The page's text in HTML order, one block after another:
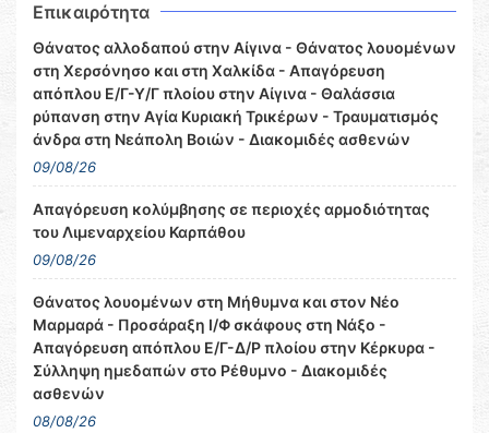
Επικαιρότητα
Θάνατος αλλοδαπού στην Αίγινα - Θάνατος λουομένων
στη Χερσόνησο και στη Χαλκίδα - Απαγόρευση
απόπλου Ε/Γ-Υ/Γ πλοίου στην Αίγινα - Θαλάσσια
ρύπανση στην Αγία Κυριακή Τρικέρων - Τραυματισμός
άνδρα στη Νεάπολη Βοιών - Διακομιδές ασθενών
09/08/26
Απαγόρευση κολύμβησης σε περιοχές αρμοδιότητας
του Λιμεναρχείου Καρπάθου
09/08/26
Θάνατος λουομένων στη Μήθυμνα και στον Νέο
Μαρμαρά - Προσάραξη Ι/Φ σκάφους στη Νάξο -
Απαγόρευση απόπλου Ε/Γ-Δ/Ρ πλοίου στην Κέρκυρα -
Σύλληψη ημεδαπών στο Ρέθυμνο - Διακομιδές
ασθενών
08/08/26